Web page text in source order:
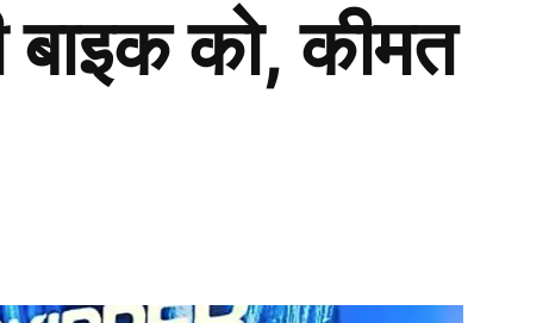
को, कीमत